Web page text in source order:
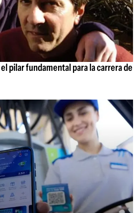
pilar fundamental para la carrera de